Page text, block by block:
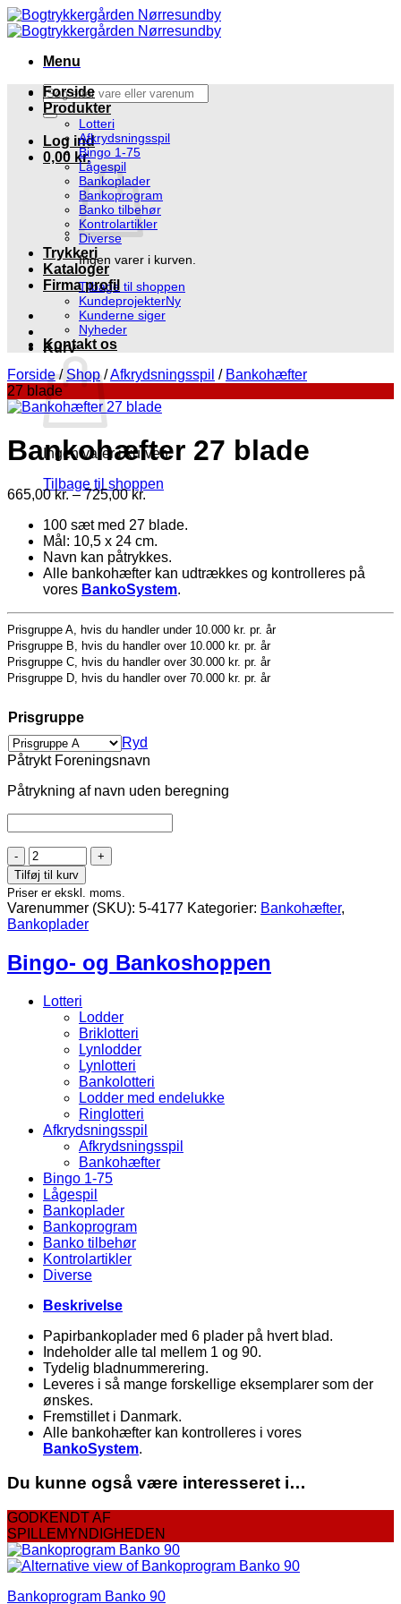
Fortsæt
til
Menu
Søg
efter:
Log ind
0,00 kr.
Ingen varer i kurven.
Tilbage til shoppen
Kurv
Ingen varer i kurven.
Tilbage til shoppen
Forside
Produkter
Lotteri
Afkrydsningsspil
Bingo 1-75
Lågespil
Bankoplader
Bankoprogram
Banko tilbehør
Kontrolartikler
Diverse
Trykkeri
Kataloger
Firma profil
Kundeprojekter
Kunderne siger
Nyheder
Kontakt os
Forside / Shop /Afkrydsningsspil / Bankohæfter
27 blade
Bankohæfter 27 blade
665,00kr. – 725,00kr.Prisinterval:
til
725,00 kr.
100 sæt med 27 blade.
Mål: 10,5 x 24 cm.
Navn kan påtrykkes.
Alle bankohæfter kan udtrækkes og kontrolleres på
vores BankoSystem.
Prisgruppe A, hvis du handler under 10.000 kr. pr. år
Prisgruppe B, hvis du handler over 10.000 kr. pr. år
Prisgruppe C, hvis du handler over 30.000 kr. pr. år
Prisgruppe D, hvis du handler over 70.000 kr. pr. år
Prisgruppe
Ryd
Påtrykt Foreningsnavn
Påtrykning af navn uden beregning
Bankohæfter
27
blade
antal
Tilføj til kurv
Priser er ekskl. moms.
Varenummer (SKU): 5-4177 Kategorier: Bankohæfter,
Bankoplader
Bingo- og Bankoshoppen
Lotteri
Lodder
Briklotteri
Lynlodder
Lynlotteri
Bankolotteri
Lodder med endelukke
Ringlotteri
Afkrydsningsspil
Afkrydsningsspil
Bankohæfter
Bingo 1-75
Lågespil
Bankoplader
Bankoprogram
Banko tilbehør
Kontrolartikler
Diverse
Beskrivelse
Papirbankoplader med 6 plader på hvert blad.
Indeholder alle tal mellem 1 og 90.
Tydelig bladnummerering.
Leveres i så mange forskellige eksemplarer som der
ønskes.
Fremstillet i Danmark.
Alle bankohæfter kan kontrolleres i vores
BankoSystem.
Du kunne også være interesseret i…
GODKENDT AF
SPILLEMYNDIGHEDEN
Bankoprogram Banko 90